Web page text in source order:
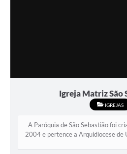
Igreja Matriz São
IGREJAS
A Paróquia de São Sebastião foi
2004 e pertence a Arquidiocese de